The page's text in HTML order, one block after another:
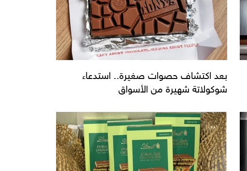
بعد اكتشاف حصوات صغيرة.. استدعاء
شوكولاتة شهيرة من الأسواق